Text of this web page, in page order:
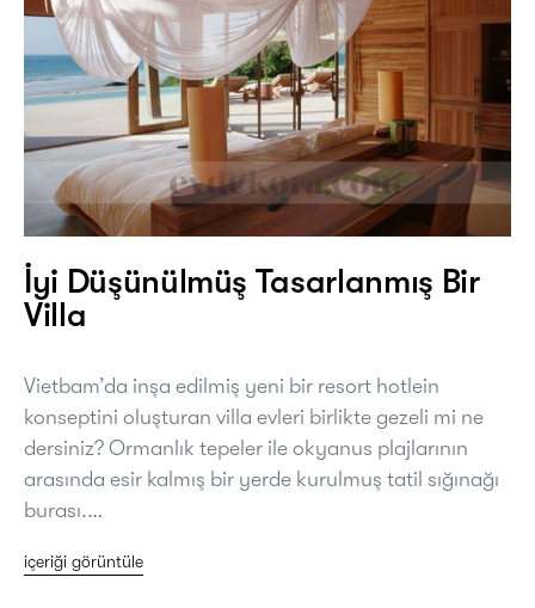
İyi Düşünülmüş Tasarlanmış Bir
Villa
Vietbam’da inşa edilmiş yeni bir resort hotlein
konseptini oluşturan villa evleri birlikte gezeli mi ne
dersiniz? Ormanlık tepeler ile okyanus plajlarının
arasında esir kalmış bir yerde kurulmuş tatil sığınağı
burası.…
içeriği görüntüle